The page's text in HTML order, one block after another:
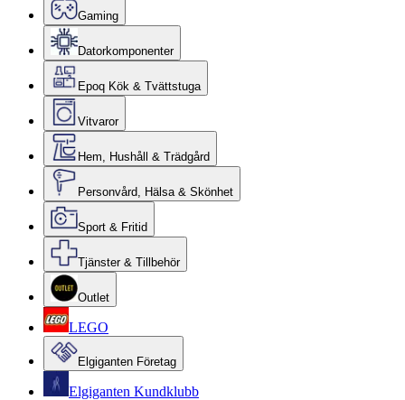
Gaming
Datorkomponenter
Epoq Kök & Tvättstuga
Vitvaror
Hem, Hushåll & Trädgård
Personvård, Hälsa & Skönhet
Sport & Fritid
Tjänster & Tillbehör
Outlet
LEGO
Elgiganten Företag
Elgiganten Kundklubb